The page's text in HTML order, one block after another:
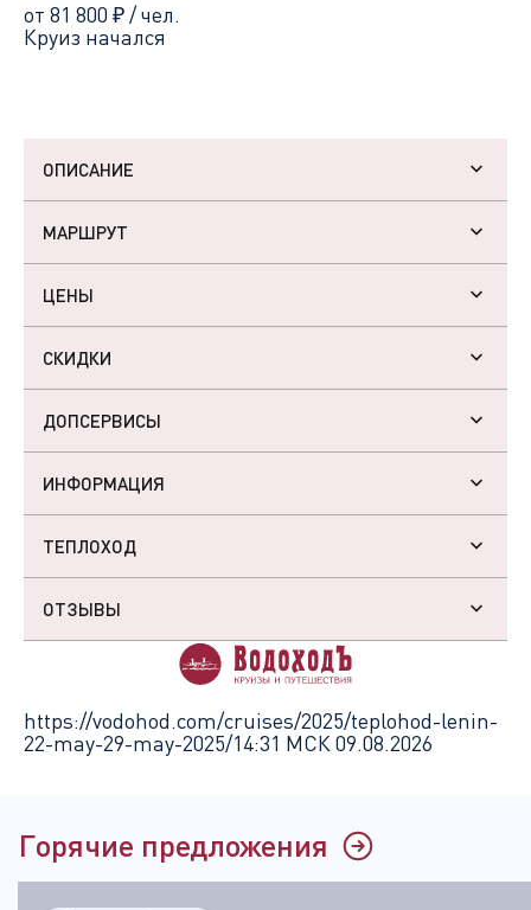
от 81 800 ₽/ чел.
Круиз начался
ОПИСАНИЕ
МАРШРУТ
ЦЕНЫ
СКИДКИ
ДОПСЕРВИСЫ
ИНФОРМАЦИЯ
ТЕПЛОХОД
ОТЗЫВЫ
https://vodohod.com/cruises/2025/teplohod-lenin-
22-may-29-may-2025/14:31 МСК 09.08.2026
Горячие предложения